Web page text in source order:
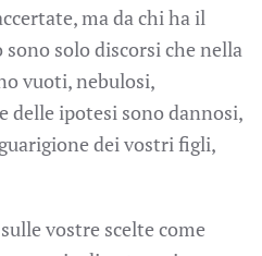
ma da chi ha il
solo discorsi che nella
vuoti, nebulosi,
delle ipotesi sono dannosi,
dei vostri figli,
vostre scelte come